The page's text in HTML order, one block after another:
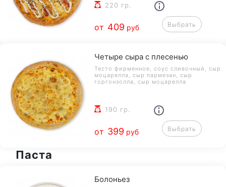
220 гр.
от 409 руб Выбрать
Четыре сыра с плесенью
Тесто фирменное, соус сливочный, сыр
моцарелла, сыр пармезан, сыр
горгонзолла, сыр моцарелла
190 гр.
от 399 руб Выбрать
Паста
Болоньез